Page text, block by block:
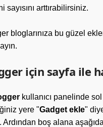
sayısını arttırabilirsiniz.
bloglarınıza bu güzel
için sayfa ile
kullanıcı panelinde
yere "Gadget ekle"
Ardından boş alana